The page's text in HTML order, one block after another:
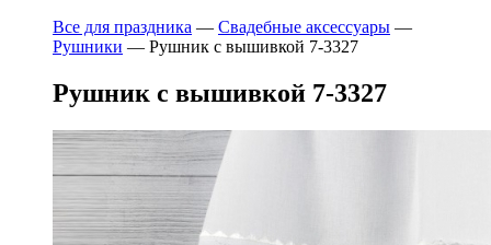
Все для праздника — Свадебные аксессуары —
Рушники — Рушник с вышивкой 7-3327
Рушник с вышивкой 7-3327